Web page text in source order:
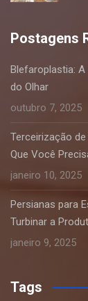
Postagens
Blefaroplastia: A
do Olhar
outubro 7, 2025
Terceirização
Que Você
janeiro 10, 2025
Persianas para
Turbinar a
janeiro 9, 2025
Tags